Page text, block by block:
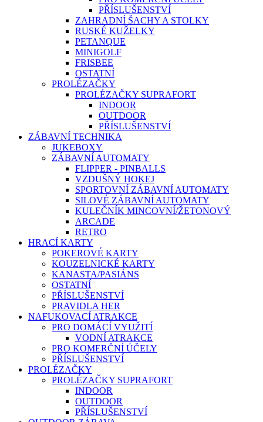
PŘÍSLUŠENSTVÍ
ZAHRADNÍ ŠACHY A STOLKY
RUSKÉ KUŽELKY
PETANQUE
MINIGOLF
FRISBEE
OSTATNÍ
PROLÉZAČKY
PROLÉZAČKY SUPRAFORT
INDOOR
OUTDOOR
PŘÍSLUŠENSTVÍ
ZÁBAVNÍ TECHNIKA
JUKEBOXY
ZÁBAVNÍ AUTOMATY
FLIPPER - PINBALLS
VZDUŠNÝ HOKEJ
SPORTOVNÍ ZÁBAVNÍ AUTOMATY
SILOVÉ ZÁBAVNÍ AUTOMATY
KULEČNÍK MINCOVNÍ/ŽETONOVÝ
ARCADE
RETRO
HRACÍ KARTY
POKEROVÉ KARTY
KOUZELNICKÉ KARTY
KANASTA/PASIÁNS
OSTATNÍ
PŘÍSLUŠENSTVÍ
PRAVIDLA HER
NAFUKOVACÍ ATRAKCE
PRO DOMÁCÍ VYUŽITÍ
VODNÍ ATRAKCE
PRO KOMERČNÍ ÚČELY
PŘÍSLUŠENSTVÍ
PROLÉZAČKY
PROLÉZAČKY SUPRAFORT
INDOOR
OUTDOOR
PŘÍSLUŠENSTVÍ